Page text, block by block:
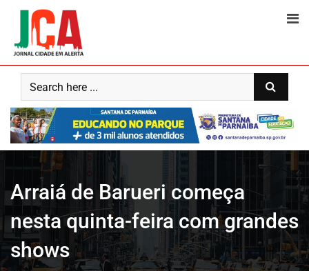
content
Arraiá de Barueri começa
nesta quinta-feira com grandes
shows